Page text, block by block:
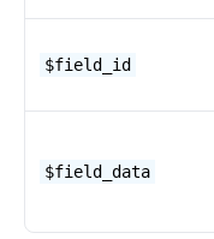
$field_id
$field_data